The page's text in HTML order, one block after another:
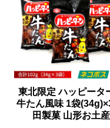
東北限定 ハッピータ
牛たん風味 1袋
田製菓 山形お土産